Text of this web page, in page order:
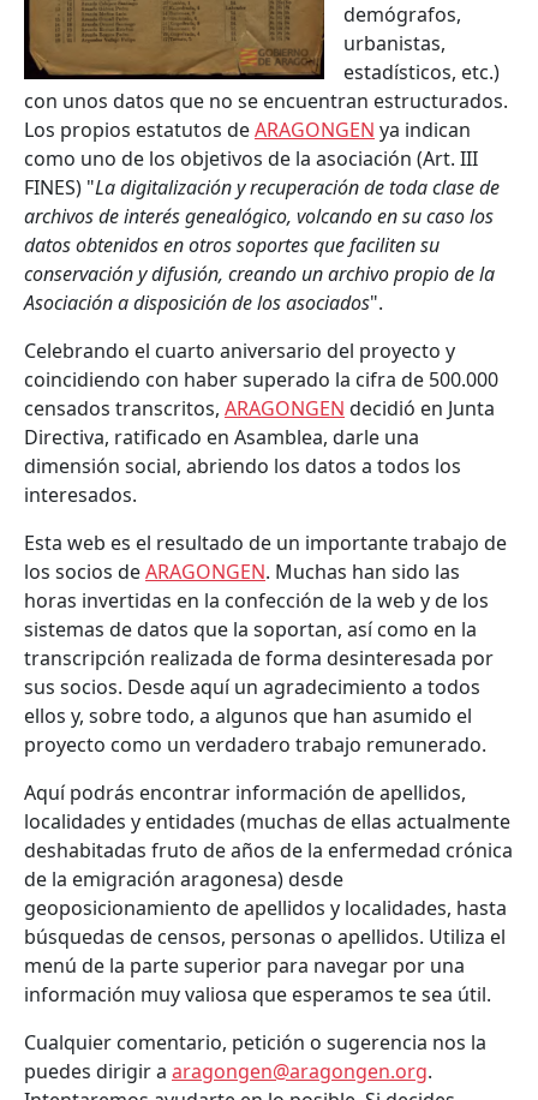
demógrafos,
urbanistas,
estadísticos, etc.)
con unos datos que no se encuentran estructurados.
Los propios estatutos deARAGONGEN ya indican
como uno de los objetivos de la asociación (Art. III
FINES) "La digitalización y recuperación de toda clase de
archivos de interés genealógico, volcando en su caso los
datos obtenidos en otros soportes que faciliten su
conservación y difusión, creando un archivo propio de la
Asociación a disposición de los asociados".
Celebrando el cuarto aniversario del proyecto y
coincidiendo con haber superado la cifra de 500.000
censados transcritos, ARAGONGEN decidió en Junta
Directiva, ratificado en Asamblea, darle una
dimensión social, abriendo los datos a todos los
interesados.
Esta web es el resultado de un importante trabajo de
los socios deARAGONGEN. Muchas han sido las
horas invertidas en la confección de la web y de los
sistemas de datos que la soportan, así como en la
transcripción realizada de forma desinteresada por
sus socios. Desde aquí un agradecimiento a todos
ellos y, sobre todo, a algunos que han asumido el
proyecto como un verdadero trabajo remunerado.
Aquí podrás encontrar información de apellidos,
localidades y entidades (muchas de ellas actualmente
deshabitadas fruto de años de la enfermedad crónica
de la emigración aragonesa) desde
geoposicionamiento de apellidos y localidades, hasta
búsquedas de censos, personas o apellidos. Utiliza el
menú de la parte superior para navegar por una
información muy valiosa que esperamos te sea útil.
Cualquier comentario, petición o sugerencia nos la
puedes dirigir a aragongen@aragongen.org.